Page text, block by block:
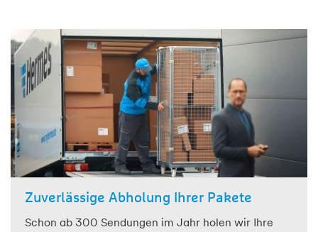
Zuverlässige Abholung Ihrer Pakete
Schon ab 300 Sendungen im Jahr holen wir Ihre